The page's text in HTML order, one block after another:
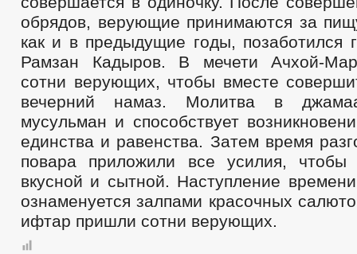
обрядов, верующие принимаются за
как и в предыдущие годы, позаботился
Рамзан Кадыров. В мечети Ачхой-
сотни верующих, чтобы вместе
вечерний намаз. Молитва в
мусульман и способствует
единства и равенства. Затем время
повара приложили все усилия, чтобы
вкусной и сытной. Наступление
ознаменуется залпами красочных
ифтар пришли сотни верующих.